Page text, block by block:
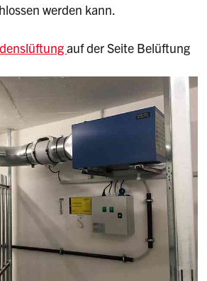
werden kann.
auf der Seite Belüftung